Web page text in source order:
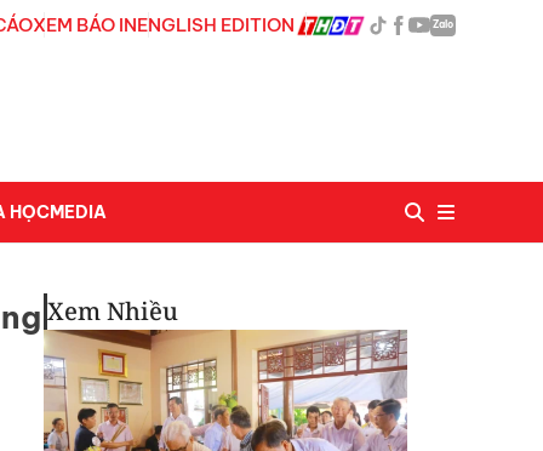
XEM BÁO INENGLISH EDITION Zalo
HỌCMEDIA
Xem Nhiều